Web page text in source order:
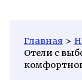
Главная
Отели с